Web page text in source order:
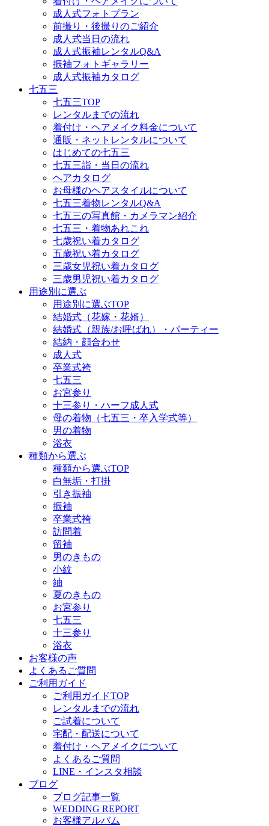
成人式フォトプラン
前撮り・後撮りのご紹介
成人式当日の流れ
成人式振袖レンタルQ&A
振袖フォトギャラリー
成人式振袖カタログ
七五三
七五三TOP
レンタルまでの流れ
着付け・ヘアメイク料金について
通販・ネットレンタルについて
はじめての七五三
七五三詣・当日の流れ
ヘアカタログ
お母様のヘアスタイルについて
七五三着物レンタルQ&A
七五三の写真館・カメラマン紹介
七五三・着物あれこれ
七歳祝い着カタログ
五歳祝い着カタログ
三歳女児祝い着カタログ
三歳男児祝い着カタログ
用途別に選ぶ
用途別に選ぶTOP
結婚式（花嫁・花婿）
結婚式（親族/お呼ばれ）・パーティー
結納・顔合わせ
成人式
卒業式袴
七五三
お宮参り
十三参り・ハーフ成人式
母の着物（七五三・卒入学式等）
男の着物
浴衣
種類から選ぶ
種類から選ぶTOP
白無垢・打掛
引き振袖
振袖
卒業式袴
訪問着
留袖
男のきもの
小紋
紬
夏のきもの
お宮参り
七五三
十三参り
浴衣
お客様の声
よくあるご質問
ご利用ガイド
ご利用ガイドTOP
レンタルまでの流れ
ご試着について
宅配・配送について
着付け・ヘアメイクについて
よくあるご質問
LINE・インスタ相談
ブログ
ブログ記事一覧
WEDDING REPORT
お客様アルバム